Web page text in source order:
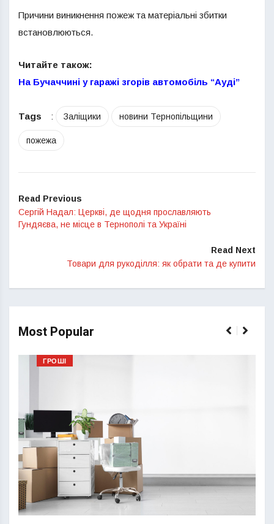
Причини виникнення пожеж та матеріальні збитки
встановлюються.
Читайте також:
На Бучаччині у гаражі згорів автомобіль “Ауді”
Tags : Заліщики новини Тернопільщини
пожежа
Read Previous
Сергій Надал: Церкві, де щодня прославляють
Гундяєва, не місце в Тернополі та Україні
Read Next
Товари для рукоділля: як обрати та де купити
Most Popular
ГРОШІ